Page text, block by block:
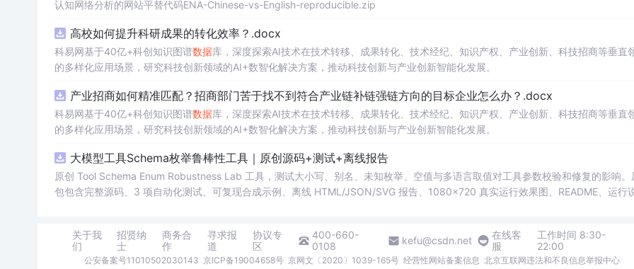
认知网络分析的网站平替代码ENA-Chinese-vs-English-reproducible.zip
高校如何提升科研成果的转化效率？.docx
科易网基于40亿+科创知识图谱数据库，深度探索AI技术在技术转移、成果转化、技术经纪、知识产权、产业创新、科技招商等垂直
的多样化应用场景，研究科技创新领域的AI+数智化解决方案，推动科技创新与产业创新智能化发展。
产业招商如何精准匹配？招商部门苦于找不到符合产业链补链强链方向的目标企业怎么办？.docx
科易网基于40亿+科创知识图谱数据库，深度探索AI技术在技术转移、成果转化、技术经纪、知识产权、产业创新、科技招商等垂直
的多样化应用场景，研究科技创新领域的AI+数智化解决方案，推动科技创新与产业创新智能化发展。
大模型工具Schema枚举鲁棒性工具｜原创源码+测试+离线报告
原创 Tool Schema Enum Robustness Lab 工具，测试大小写、别名、未知枚举、空值与多语言取值对工具参数校验和修复的影响。
包包含完整源码、3 项自动化测试、可复现合成示例、离线 HTML/JSON/SVG 报告、1080×720 真实运行效果图、README、运行
关于我
们
招贤纳
士
商务合
作
寻求报
道
协议专
区
400-660-
0108
kefu@csdn.net
在线客
服
工作时间 8:30-
22:00
公安备案号11010502030143 京ICP备19004658号 京网文〔2020〕1039-165号 经营性网站备案信息 北京互联网违法和不良信息举报中心